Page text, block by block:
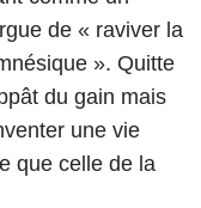
de « raviver la
». Quitte
du gain mais
une vie
que celle de la